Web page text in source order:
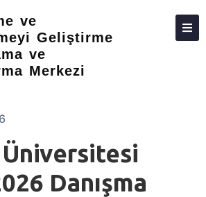
ve
Geliştirme
ve
Merkezi
Danışma